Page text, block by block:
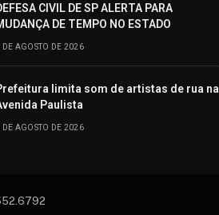
CIVIL DE SP ALERTA PARA
DE TEMPO NO ESTADO
DE AGOSTO DE 2026
limita som de artistas de rua na
Paulista
DE AGOSTO DE 2026